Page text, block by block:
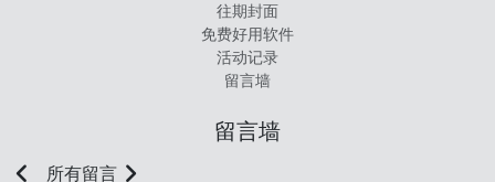
往期封面
免费好用软件
活动记录
留言墙
留言墙
所有留言